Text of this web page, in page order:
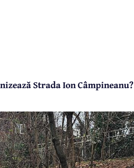
Strada Ion Câmpineanu?